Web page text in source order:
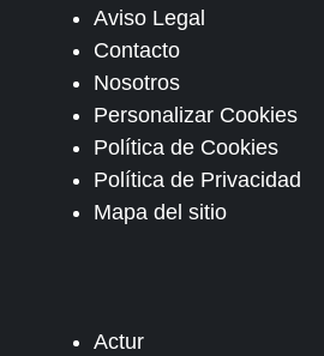
Aviso Legal
Contacto
Nosotros
Personalizar Cookies
Política de Cookies
Política de Privacidad
Mapa del sitio
Actur